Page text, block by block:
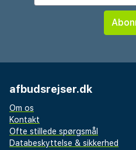
afbudsrejser.dk
Om os
Kontakt
Ofte stillede spørgsmål
Databeskyttelse & sikkerhed